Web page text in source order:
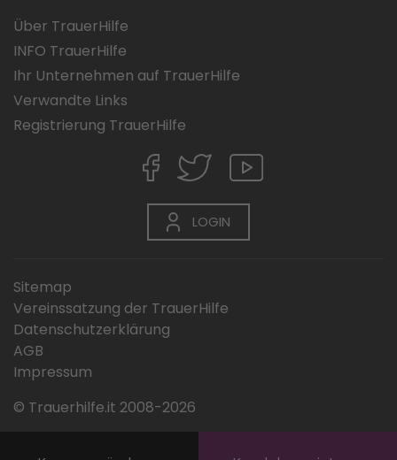
Über TrauerHilfe
INFO TrauerHilfe
Ihr Unternehmen auf TrauerHilfe
Verwandte Links
Registrierung TrauerHilfe
LOGIN
Sitemap
Vereinssatzung der TrauerHilfe
Datenschutzerklärung
AGB
Impressum
© Trauerhilfe.it 2008-2026